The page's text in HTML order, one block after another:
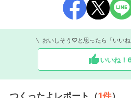
おいしそう♡と思ったら「いいね
いいね！
つくったよレポート（1件）